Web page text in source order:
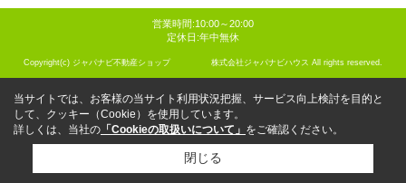
営業時間:10:00～20:00
定休日:年中無休
Copyright(c) ジャパナビ不動産ショップ 株式会社ジャパナビハウス All rights reserved.
当サイトでは、お客様の当サイト利用状況把握、サービス向上検討を目的と
して、クッキー（Cookie）を使用しています。
詳しくは、当社の 「Cookieの取扱いについて」 をご確認ください。
閉じる